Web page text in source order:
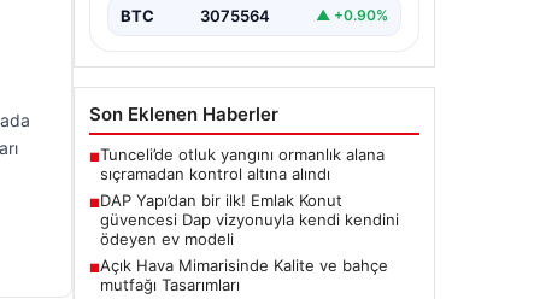
BTC 3075564 ▲ +0.90%
Son Eklenen Haberler
■Tunceli’de otluk yangını ormanlık alana
sıçramadan kontrol altına alındı
■DAP Yapı’dan bir ilk! Emlak Konut
güvencesi Dap vizyonuyla kendi kendini
ödeyen ev modeli
■Açık Hava Mimarisinde Kalite ve bahçe
mutfağı Tasarımları